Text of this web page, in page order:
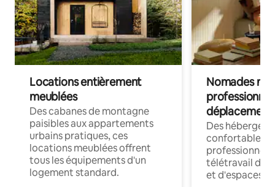
Locations entièrement
meublées
Des cabanes de montagne
paisibles aux appartements
urbains pratiques, ces
locations meublées offrent
tous les équipements d'un
logement standard.
Nomades
déplacement
Des
confortables
professionnels
télétravail
et d'espaces